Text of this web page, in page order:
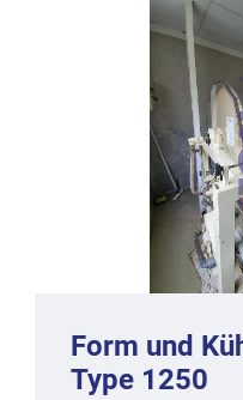
Form und
Type 1250